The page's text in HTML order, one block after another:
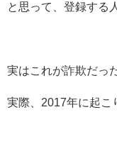
と思って、登録する
実はこれが詐欺だっ
実際、2017年に起こ